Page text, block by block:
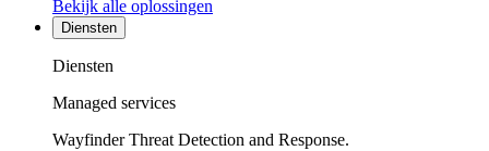
Bekijk alle oplossingen
Diensten
Diensten
Managed services
Wayfinder Threat Detection and Response.